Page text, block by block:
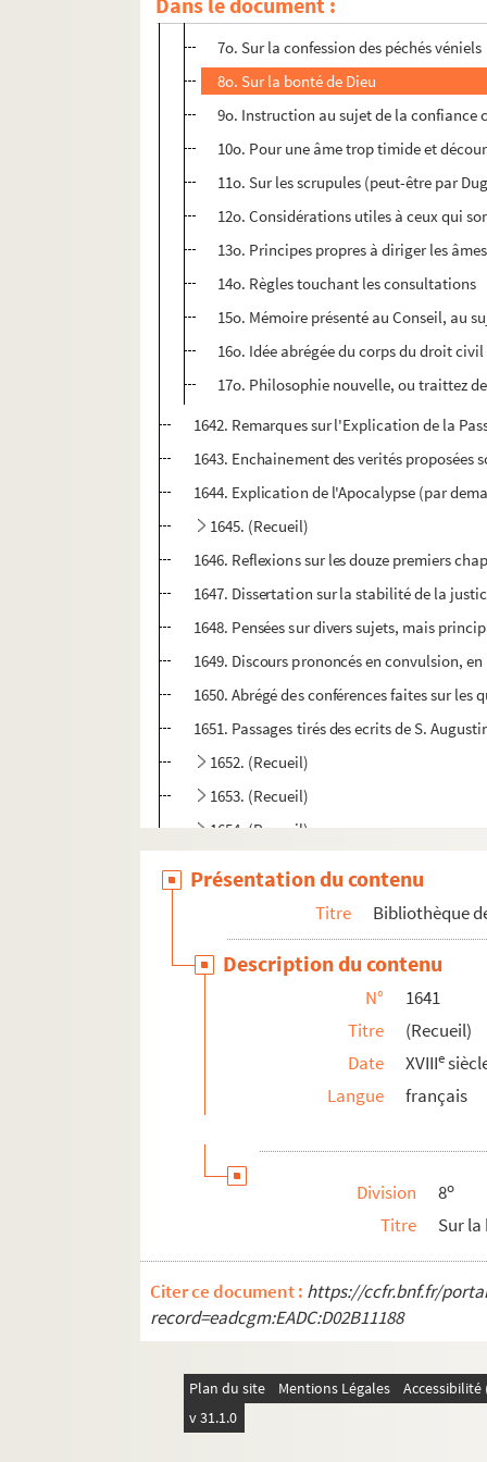
6o. Considérations sur certains fidèles
7o. Sur la confession des péchés véniels
8o. Sur la bonté de Dieu
9o. Instruction au sujet de la confiance
10o. Pour une âme trop timide et
11o. Sur les scrupules (peut-être par
12o. Considérations utiles à ceux qui
13o. Principes propres à diriger les
14o. Règles touchant les consultations
15o. Mémoire présenté au Conseil, au
16o. Idée abrégée du corps du droit civil
17o. Philosophie nouvelle, ou traittez
1642. Remarques sur l'Explication de la
1643. Enchainement des verités proposées
1644. Explication de l'Apocalypse (par
1645. (Recueil)
1646. Reflexions sur les douze premiers
1647. Dissertation sur la stabilité de la
1648. Pensées sur divers sujets, mais
1649. Discours prononcés en convulsion,
1650. Abrégé des conférences faites sur
1651. Passages tirés des ecrits de S.
1652. (Recueil)
1653. (Recueil)
1654. (Recueil)
1658. (Recueil)
1659. Concorde evangelique, ou
1664. (Recueil)
1666. (Explication des) Epîtres de S. Paul
1667. Recueil de pièces (épigrammes,
1668. Explication des commandements de
1669. (Recueil)
1670. (Recueil)
1671. (Recueil)
1672. (Recueil)
Présentation du contenu
Titre Bibliothèque
Description du contenu
N°
1641
Titre
(Recueil)
Date
XVIIIe
Langue
français
Division 8o
Titre Sur la
Citer ce document : https://ccfr.bnf.fr/
record=eadcgm:EADC:D02B11188
Plan du site Mentions Légales
v 31.1.0